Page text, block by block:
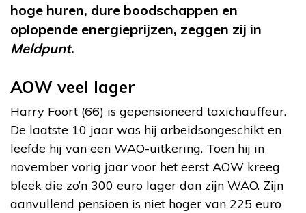
hoge huren, dure boodschappen en
oplopende energieprijzen, zeggen zij in
Meldpunt.
AOW veel lager
Harry Foort (66) is gepensioneerd taxichauffeur.
De laatste 10 jaar was hij arbeidsongeschikt en
leefde hij van een WAO-uitkering. Toen hij in
november vorig jaar voor het eerst AOW kreeg
bleek die zo’n 300 euro lager dan zijn WAO. Zijn
aanvullend pensioen is niet hoger van 225 euro